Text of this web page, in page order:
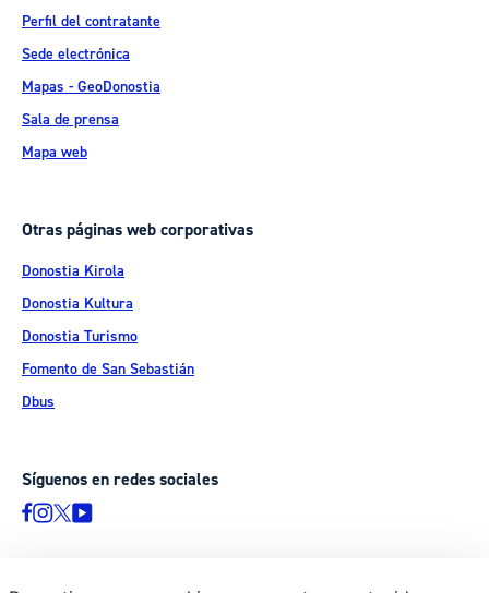
Perfil del contratante
Sede electrónica
Mapas - GeoDonostia
Sala de prensa
Mapa web
Otras páginas web corporativas
Donostia Kirola
Donostia Kultura
Donostia Turismo
Fomento de San Sebastián
Dbus
Síguenos en redes sociales